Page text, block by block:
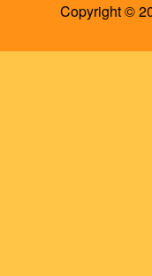
Copyright ©